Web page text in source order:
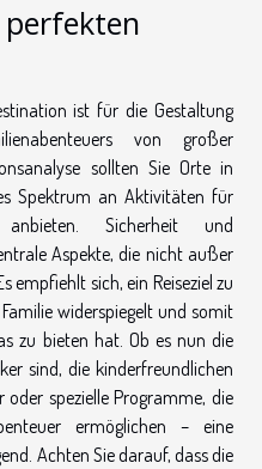
ist für die Gestaltung
von großer
sollten Sie Orte in
Spektrum an Aktivitäten für
anbieten. Sicherheit und
Aspekte, die nicht außer
empfiehlt sich, ein Reiseziel zu
widerspiegelt und somit
zu bieten hat. Ob es nun die
sind, die kinderfreundlichen
spezielle Programme, die
ermöglichen – eine
Achten Sie darauf, dass die